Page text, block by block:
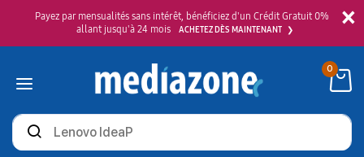
×
Payez par mensualités sans intérêt, bénéficiez d'un Crédit Gratuit 0%
allant jusqu'à 24 mois
ACHETEZ DÈS MAINTENANT
Rechercher
des
0